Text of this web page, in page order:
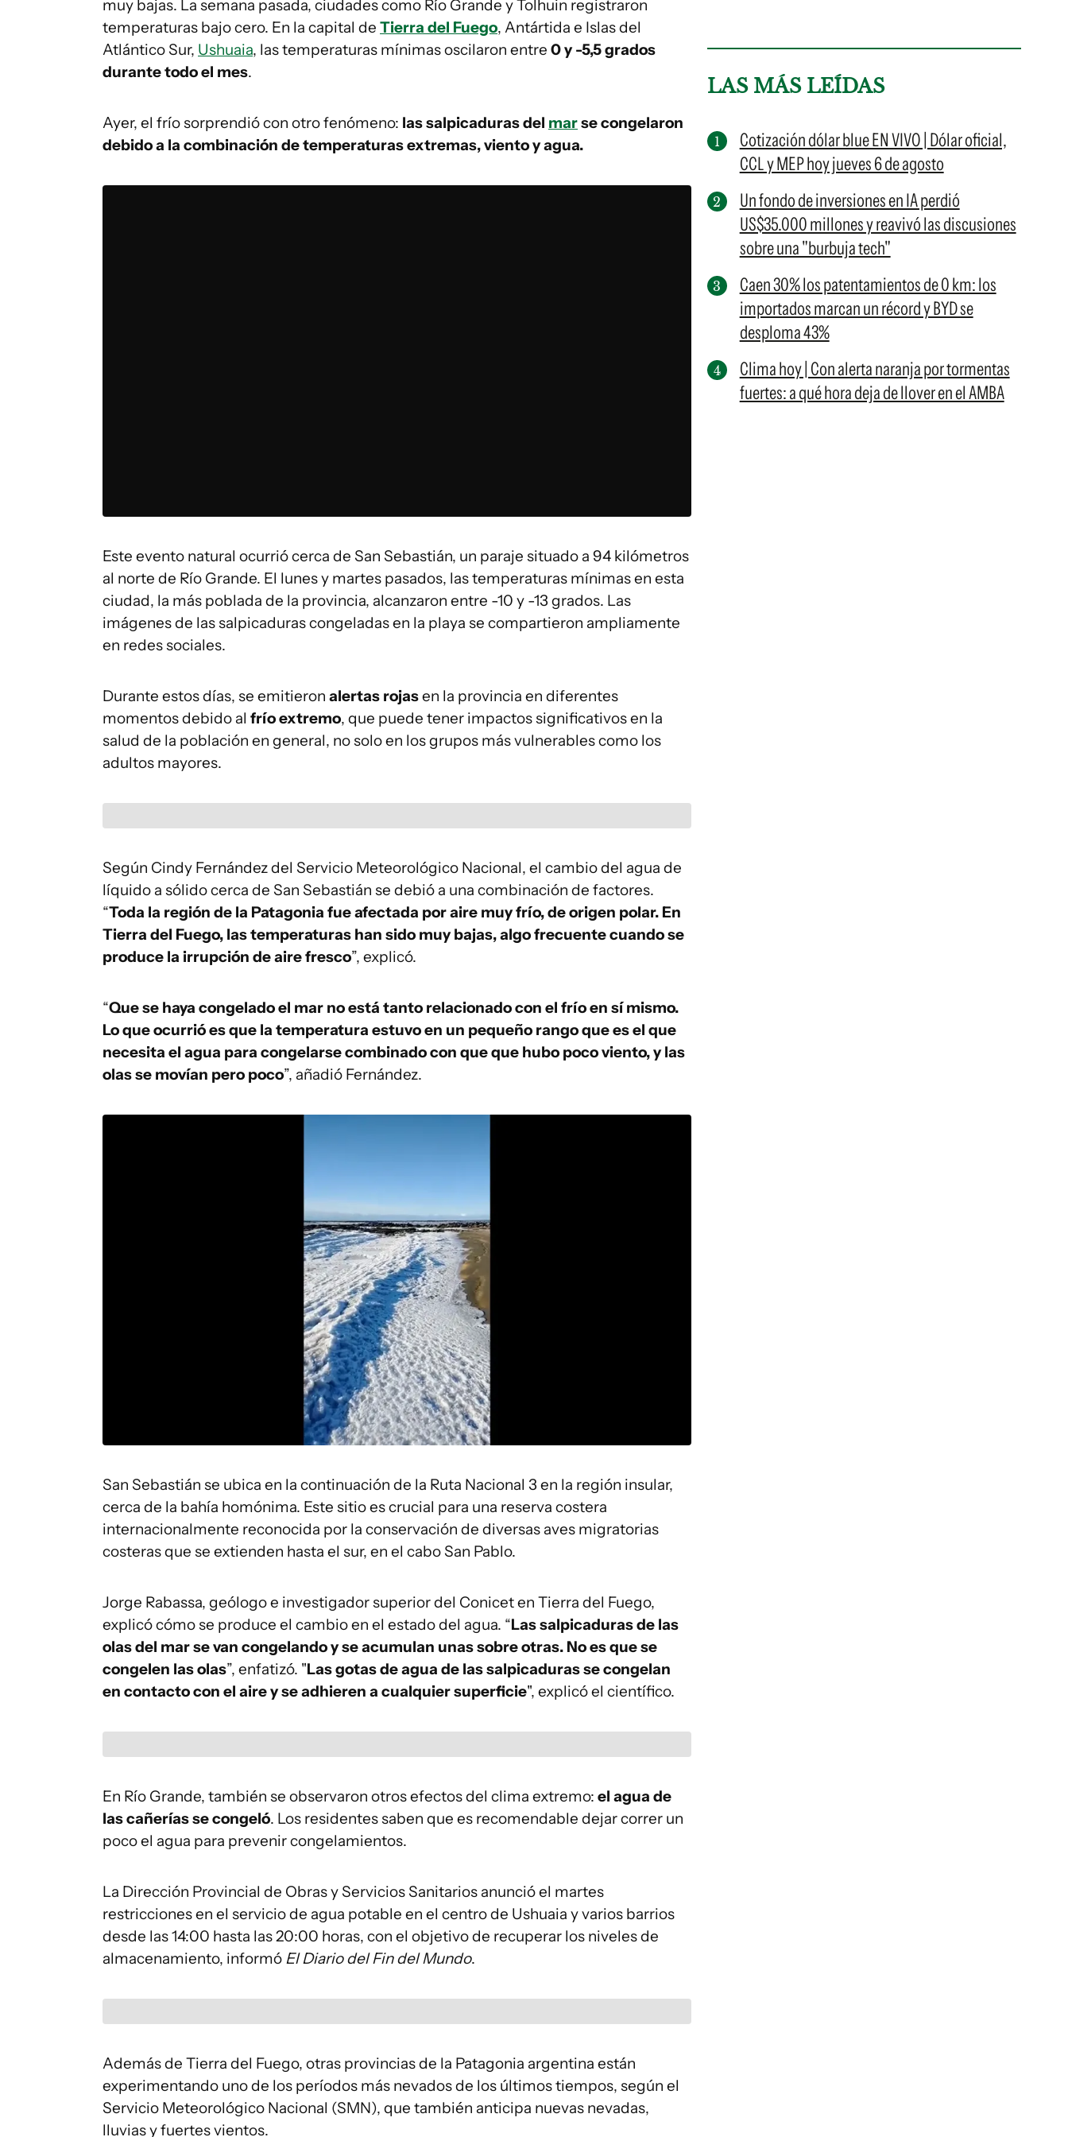
muy bajas. La semana pasada, ciudades como Río Grande y Tolhuin registraron
temperaturas bajo cero. En la capital de Tierra del Fuego, Antártida e Islas del
Atlántico Sur, Ushuaia, las temperaturas mínimas oscilaron entre 0 y -5,5 grados
durante todo el mes.
Ayer, el frío sorprendió con otro fenómeno: las salpicaduras del marse congelaron
debido a la combinación de temperaturas extremas, viento y agua.
Este evento natural ocurrió cerca de San Sebastián, un paraje situado a 94 kilómetros
al norte de Río Grande. El lunes y martes pasados, las temperaturas mínimas en esta
ciudad, la más poblada de la provincia, alcanzaron entre -10 y -13 grados. Las
imágenes de las salpicaduras congeladas en la playa se compartieron ampliamente
en redes sociales.
Durante estos días, se emitieron alertas rojasen la provincia en diferentes
momentos debido al frío extremo, que puede tener impactos significativos en la
salud de la población en general, no solo en los grupos más vulnerables como los
adultos mayores.
Según Cindy Fernández del Servicio Meteorológico Nacional, el cambio del agua de
líquido a sólido cerca de San Sebastián se debió a una combinación de factores.
“Toda la región de la Patagonia fue afectada por aire muy frío, de origen polar. En
Tierra del Fuego, las temperaturas han sido muy bajas, algo frecuente cuando se
produce la irrupción de aire fresco”, explicó.
“Que se haya congelado el mar no está tanto relacionado con el frío en sí mismo.
Lo que ocurrió es que la temperatura estuvo en un pequeño rango que es el que
necesita el agua para congelarse combinado con que que hubo poco viento, y las
olas se movían pero poco”, añadió Fernández.
San Sebastián se ubica en la continuación de la Ruta Nacional 3 en la región insular,
cerca de la bahía homónima. Este sitio es crucial para una reserva costera
internacionalmente reconocida por la conservación de diversas aves migratorias
costeras que se extienden hasta el sur, en el cabo San Pablo.
Jorge Rabassa, geólogo e investigador superior del Conicet en Tierra del Fuego,
explicó cómo se produce el cambio en el estado del agua. “Las salpicaduras de las
olas del mar se van congelando y se acumulan unas sobre otras. No es que se
congelen las olas”, enfatizó. "Las gotas de agua de las salpicaduras se congelan
en contacto con el aire y se adhieren a cualquier superficie", explicó el científico.
En Río Grande, también se observaron otros efectos del clima extremo: el agua de
las cañerías se congeló. Los residentes saben que es recomendable dejar correr un
poco el agua para prevenir congelamientos.
La Dirección Provincial de Obras y Servicios Sanitarios anunció el martes
restricciones en el servicio de agua potable en el centro de Ushuaia y varios barrios
desde las 14:00 hasta las 20:00 horas, con el objetivo de recuperar los niveles de
almacenamiento, informó El Diario del Fin del Mundo.
Además de Tierra del Fuego, otras provincias de la Patagonia argentina están
experimentando uno de los períodos más nevados de los últimos tiempos, según el
Servicio Meteorológico Nacional (SMN), que también anticipa nuevas nevadas,
lluvias y fuertes vientos.
LAS MÁS LEÍDAS
Cotización dólar blue EN VIVO | Dólar oficial,
CCL y MEP hoy jueves 6 de agosto
Un fondo de inversiones en IA perdió
US$35.000 millones y reavivó las discusiones
sobre una "burbuja tech"
Caen 30% los patentamientos de 0 km: los
importados marcan un récord y BYD se
desploma 43%
Clima hoy | Con alerta naranja por tormentas
fuertes: a qué hora deja de llover en el AMBA